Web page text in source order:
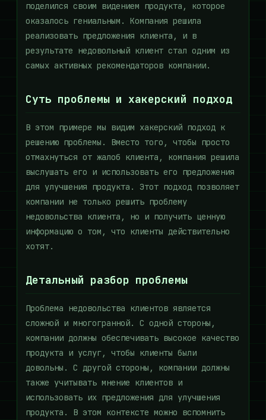
поделился своим видением продукта, которое
оказалось гениальным. Компания решила
реализовать предложения клиента, и в
результате недовольный клиент стал одним из
самых активных рекомендаторов компании.
Суть проблемы и хакерский подход
В этом примере мы видим хакерский подход к
решению проблемы. Вместо того, чтобы просто
отмахнуться от жалоб клиента, компания решила
выслушать его и использовать его предложения
для улучшения продукта. Этот подход позволяет
компании не только решить проблему
недовольства клиента, но и получить ценную
информацию о том, что клиенты действительно
хотят.
Детальный разбор проблемы
Проблема недовольства клиентов является
сложной и многогранной. С одной стороны,
компании должны обеспечивать высокое качество
продукта и услуг, чтобы клиенты были
довольны. С другой стороны, компании должны
также учитывать мнение клиентов и
использовать их предложения для улучшения
продукта. В этом контексте можно вспомнить